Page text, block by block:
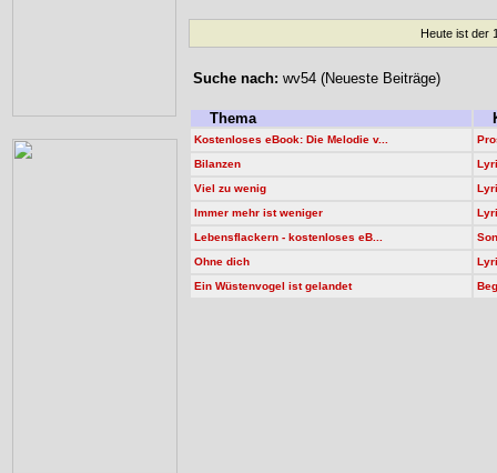
Heute ist der
Suche nach: wv54 (Neueste Beiträge)
Thema
Kostenloses eBook: Die Melodie v...
Bilanzen
Viel zu wenig
Immer mehr ist weniger
Lebensflackern - kostenloses eB...
Ohne dich
Ein Wüstenvogel ist gelandet